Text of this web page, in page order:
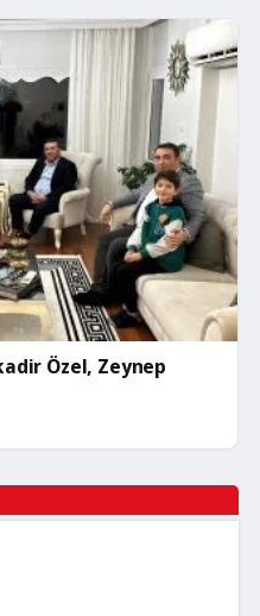
Özel, Zeynep